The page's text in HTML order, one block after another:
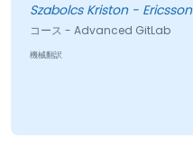
Szabolcs Kriston - Ericsson
コース - Advanced GitLab
機械翻訳